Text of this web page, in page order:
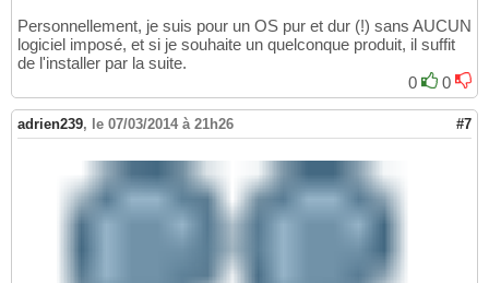
Personnellement, je suis pour un OS pur et dur (!) sans AUCUN
logiciel imposé, et si je souhaite un quelconque produit, il suffit
de l'installer par la suite.
0
0
adrien239, le 07/03/2014 à 21h26 #7